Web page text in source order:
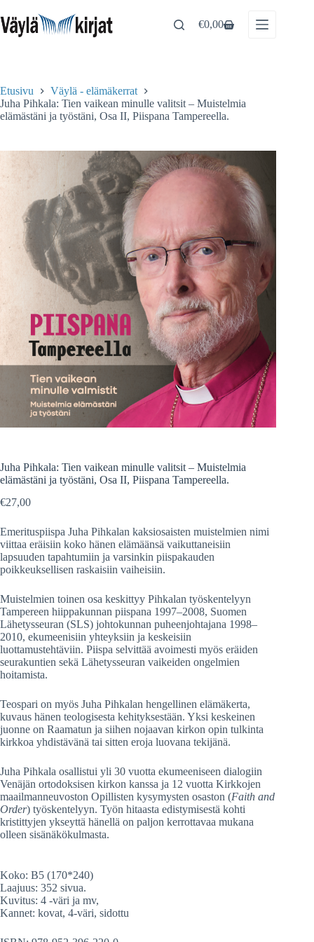
to
content
Shopping
€0,00
Etusivu
Väylä - elämäkerrat
Juha Pihkala: Tien vaikean minulle valitsit – Muistelmia
elämästäni ja työstäni, Osa II, Piispana Tampereella.
Juha Pihkala: Tien vaikean minulle valitsit – Muistelmia
elämästäni ja työstäni, Osa II, Piispana Tampereella.
€27,00
Emerituspiispa Juha Pihkalan kaksiosaisten muistelmien nimi
viittaa eräisiin koko hänen elämäänsä vaikuttaneisiin
lapsuuden tapahtumiin ja varsinkin piispakauden
poikkeuksellisen raskaisiin vaiheisiin.
Muistelmien toinen osa keskittyy Pihkalan työskentelyyn
Tampereen hiippakunnan piispana 1997–2008, Suomen
Lähetysseuran (SLS) johtokunnan puheenjohtajana 1998–
2010, ekumeenisiin yhteyksiin ja keskeisiin
luottamustehtäviin. Piispa selvittää avoimesti myös eräiden
seurakuntien sekä Lähetysseuran vaikeiden ongelmien
hoitamista.
Teospari on myös Juha Pihkalan hengellinen elämäkerta,
kuvaus hänen teologisesta kehityksestään. Yksi keskeinen
juonne on Raamatun ja siihen nojaavan kirkon opin tulkinta
kirkkoa yhdistävänä tai sitten eroja luovana tekijänä.
Juha Pihkala osallistui yli 30 vuotta ekumeeniseen dialogiin
Venäjän ortodoksisen kirkon kanssa ja 12 vuotta Kirkkojen
maailmanneuvoston Opillisten kysymysten osaston (Faith and
Order) työskentelyyn. Työn hitaasta edistymisestä kohti
kristittyjen ykseyttä hänellä on paljon kerrottavaa mukana
olleen sisänäkökulmasta.
Koko: B5 (170*240)
Laajuus: 352 sivua.
Kuvitus: 4 -väri ja mv,
Kannet: kovat, 4-väri, sidottu